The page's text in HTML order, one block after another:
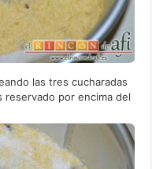
las tres cucharadas
reservado por encima del